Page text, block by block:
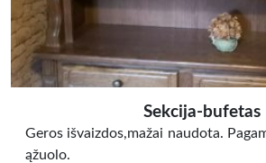
Sekcija-bufetas
Geros išvaizdos,mažai naudota.
ąžuolo.